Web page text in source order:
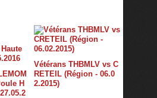
H
Vétérans THBMLV vs C
RETEIL (Région - 06.0
2.2015)